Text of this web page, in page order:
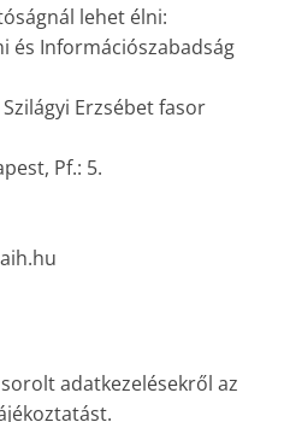
lehet élni:
és Információszabadság
Erzsébet fasor
Pf.: 5.
adatkezelésekről az